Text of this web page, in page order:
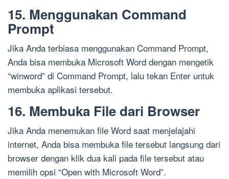
15. Menggunakan Command
Prompt
Jika Anda terbiasa menggunakan Command Prompt,
Anda bisa membuka Microsoft Word dengan mengetik
“winword” di Command Prompt, lalu tekan Enter untuk
membuka aplikasi tersebut.
16. Membuka File dari Browser
Jika Anda menemukan file Word saat menjelajahi
internet, Anda bisa membuka file tersebut langsung dari
browser dengan klik dua kali pada file tersebut atau
memilih opsi “Open with Microsoft Word”.